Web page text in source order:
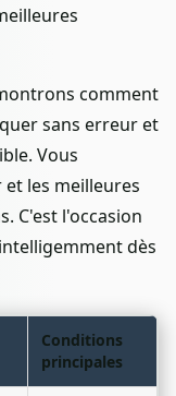
comment
sans erreur et
Vous
les meilleures
C'est l'occasion
dès
Conditions
principales